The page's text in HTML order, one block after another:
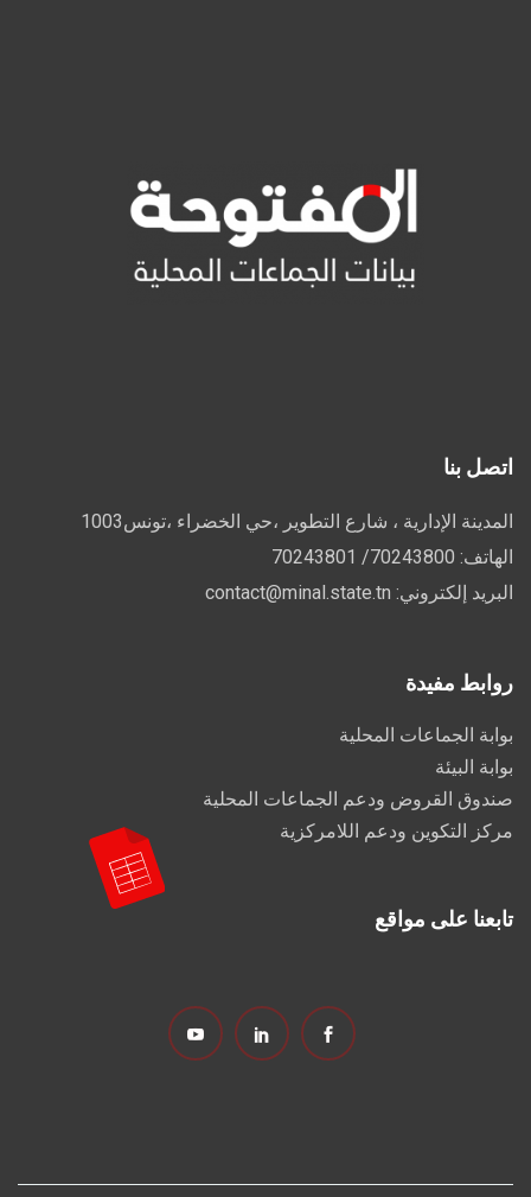
اتصل بنا
المدينة الإدارية ، شارع التطوير ،حي الخضراء ،تونس1003
الهاتف: 70243800/ 70243801
البريد إلكتروني: contact@minal.state.tn
روابط مفيدة
بوابة الجماعات المحلية
بوابة البيئة
صندوق القروض ودعم الجماعات المحلية
مركز التكوين ودعم اللامركزية
تابعنا على مواقع